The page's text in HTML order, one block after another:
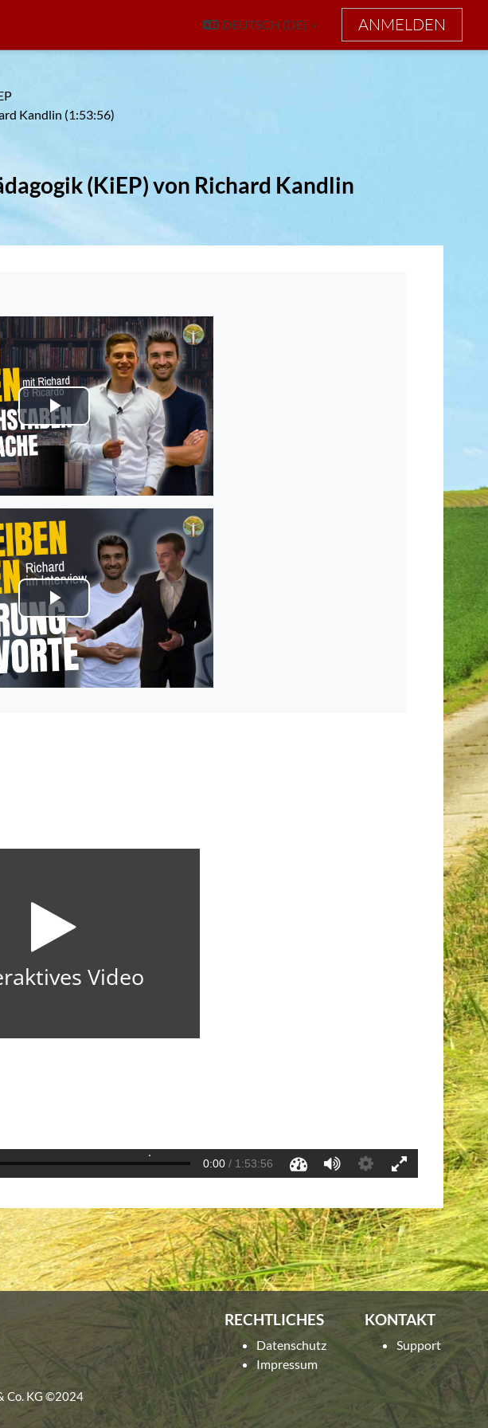
DEUTSCH ‎(DE)‎ ANMELDEN
Kandlin (1:53:56)
(KiEP) von Richard Kandlin
Video
abspielen
Video
abspielen
Co. KG ©2024
RECHTLICHES
Datenschutz
Impressum
KONTAKT
Support